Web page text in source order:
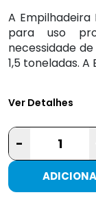
A
para uso
necessidade
1,5 toneladas.
Ver Detalhes
-